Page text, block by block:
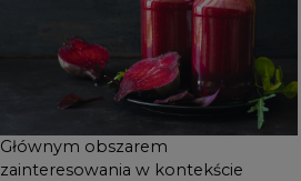
optymalizacji procesu
regeneracji
Głównym obszarem
zainteresowania w kontekście